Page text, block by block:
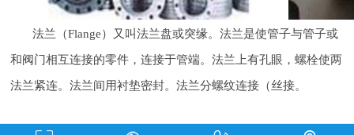
法兰（Flange）又叫法兰盘或突缘。法兰是使管子与管子或
和阀门相互连接的零件，连接于管端。法兰上有孔眼，螺栓使两
法兰紧连。法兰间用衬垫密封。法兰分螺纹连接（丝接。